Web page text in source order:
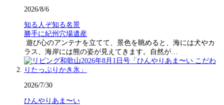
2026/8/6
知る人ぞ知る名景
勝手に紀州穴場遺産
遊び心のアンテナを立てて、景色を眺めると、海には犬やカ
ラス、海岸には熊の姿が見えてきます。自然が…
2026/7/30
ひんやりあま〜い